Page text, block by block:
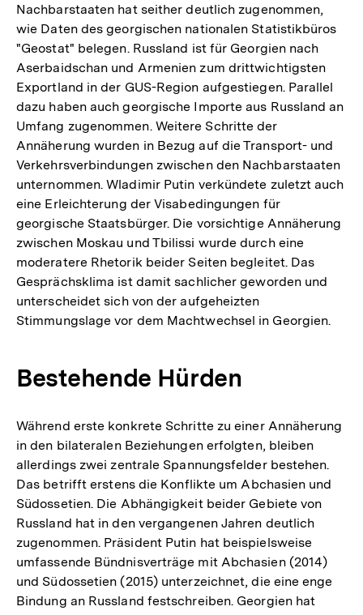
Nachbarstaaten hat seither deutlich zugenommen,
wie Daten des georgischen nationalen Statistikbüros
"Geostat" belegen. Russland ist für Georgien nach
Aserbaidschan und Armenien zum drittwichtigsten
Exportland in der GUS-Region aufgestiegen. Parallel
dazu haben auch georgische Importe aus Russland an
Umfang zugenommen. Weitere Schritte der
Annäherung wurden in Bezug auf die Transport- und
Verkehrsverbindungen zwischen den Nachbarstaaten
unternommen. Wladimir Putin verkündete zuletzt auch
eine Erleichterung der Visabedingungen für
georgische Staatsbürger. Die vorsichtige Annäherung
zwischen Moskau und Tbilissi wurde durch eine
moderatere Rhetorik beider Seiten begleitet. Das
Gesprächsklima ist damit sachlicher geworden und
unterscheidet sich von der aufgeheizten
Stimmungslage vor dem Machtwechsel in Georgien.
Bestehende Hürden
Während erste konkrete Schritte zu einer Annäherung
in den bilateralen Beziehungen erfolgten, bleiben
allerdings zwei zentrale Spannungsfelder bestehen.
Das betrifft erstens die Konflikte um Abchasien und
Südossetien. Die Abhängigkeit beider Gebiete von
Russland hat in den vergangenen Jahren deutlich
zugenommen. Präsident Putin hat beispielsweise
umfassende Bündnisverträge mit Abchasien (2014)
und Südossetien (2015) unterzeichnet, die eine enge
Bindung an Russland festschreiben. Georgien hat